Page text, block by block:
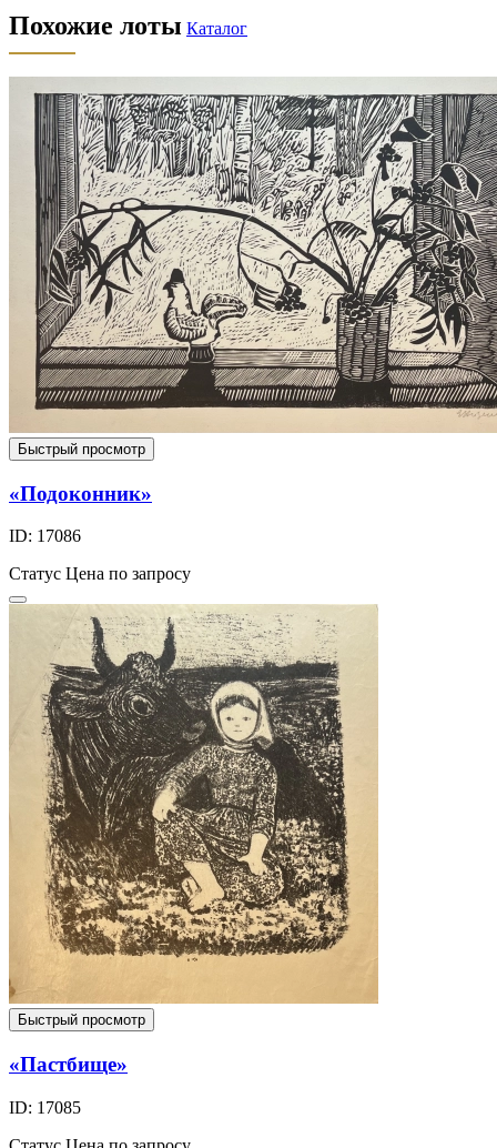
Похожие лоты Каталог
Быстрый просмотр
«Подоконник»
ID: 17086
Статус Цена по запросу
Быстрый просмотр
«Пастбище»
ID: 17085